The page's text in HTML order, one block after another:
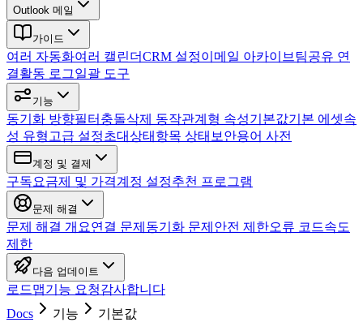
Outlook 메일
가이드
여러 자동화여러 캘린더CRM 설정이메일 아카이브 팀공유 연
결활동 로그일괄 도구
기능
동기화 방향필터 충돌삭제 동작관계형 속성기본값기본 에셋속
성 유형 고급 설정초대상태 항목 상태 보안용어 사전
계정 및 결제
구독요금제 및 가격계정 설정추천 프로그램
문제 해결
문제 해결 개요연결 문제 동기화 문제 안전 제한오류 코드속도
제한
다음 업데이트
로드맵기능 요청감사합니다
Docs
기능 기본값